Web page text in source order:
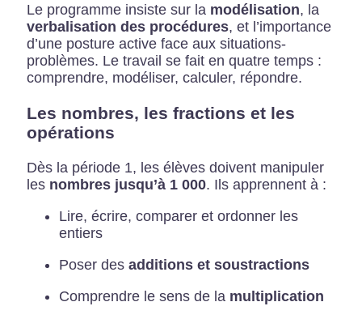
Le programme insiste sur la modélisation, la
verbalisation des procédures, et l’importance
d’une posture active face aux situations-
problèmes. Le travail se fait en quatre temps :
comprendre, modéliser, calculer, répondre.
Les nombres, les fractions et les
opérations
Dès la période 1, les élèves doivent manipuler
les nombres jusqu’à 1 000. Ils apprennent à :
Lire, écrire, comparer et ordonner les
entiers
Poser des additions et soustractions
Comprendre le sens de la multiplication